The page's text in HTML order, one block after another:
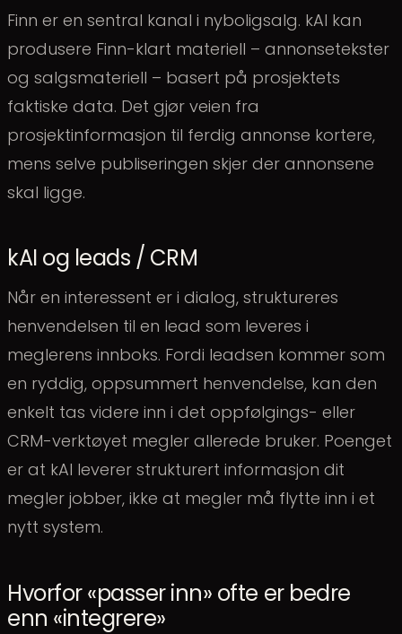
Finn er en sentral kanal i nyboligsalg. kAI kan
produsere Finn-klart materiell – annonsetekster
og salgsmateriell – basert på prosjektets
faktiske data. Det gjør veien fra
prosjektinformasjon til ferdig annonse kortere,
mens selve publiseringen skjer der annonsene
skal ligge.
kAI og leads / CRM
Når en interessent er i dialog, struktureres
henvendelsen til en lead som leveres i
meglerens innboks. Fordi leadsen kommer som
en ryddig, oppsummert henvendelse, kan den
enkelt tas videre inn i det oppfølgings- eller
CRM-verktøyet megler allerede bruker. Poenget
er at kAI leverer strukturert informasjon dit
megler jobber, ikke at megler må flytte inn i et
nytt system.
Hvorfor «passer inn» ofte er bedre
enn «integrere»